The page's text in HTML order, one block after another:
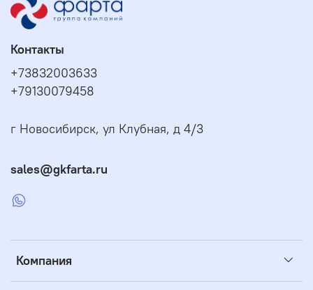
Компания
Контакты
+73832003633
+79130079458
г Новосибирск, ул Клубная, д 4/3
sales@gkfarta.ru